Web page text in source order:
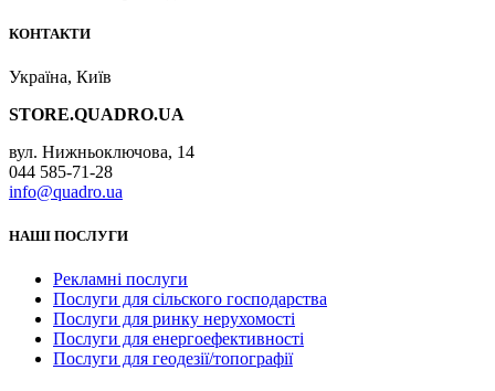
КОНТАКТИ
Україна, Київ
STORE.QUADRO.UA
вул. Нижньоключова, 14
044 585-71-28
info@quadro.ua
НАШІ ПОСЛУГИ
Рекламні послуги
Послуги для сільского господарства
Послуги для ринку нерухомості
Послуги для енергоефективності
Послуги для геодезії/топографії